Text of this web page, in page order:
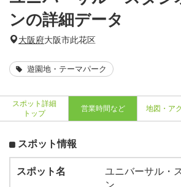
ンの詳細データ
大阪府大阪市此花区
遊園地・テーマパーク
スポット詳細
トップ
営業時間など 地図・ア
スポット情報
スポット名
ユニバーサル・